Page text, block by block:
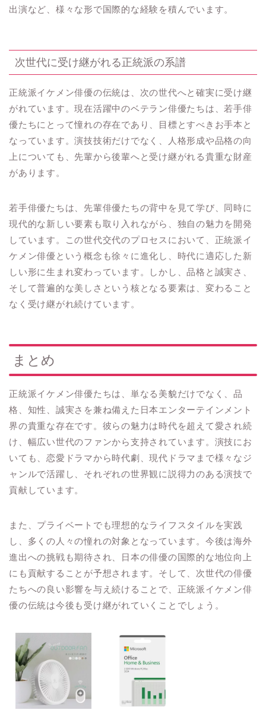
出演など、様々な形で国際的な経験を積んでいます。
次世代に受け継がれる正統派の系譜
正統派イケメン俳優の伝統は、次の世代へと確実に受け継
がれています。現在活躍中のベテラン俳優たちは、若手俳
優たちにとって憧れの存在であり、目標とすべきお手本と
なっています。演技技術だけでなく、人格形成や品格の向
上についても、先輩から後輩へと受け継がれる貴重な財産
があります。
若手俳優たちは、先輩俳優たちの背中を見て学び、同時に
現代的な新しい要素も取り入れながら、独自の魅力を開発
しています。この世代交代のプロセスにおいて、正統派イ
ケメン俳優という概念も徐々に進化し、時代に適応した新
しい形に生まれ変わっています。しかし、品格と誠実さ、
そして普遍的な美しさという核となる要素は、変わること
なく受け継がれ続けています。
まとめ
正統派イケメン俳優たちは、単なる美貌だけでなく、品
格、知性、誠実さを兼ね備えた日本エンターテインメント
界の貴重な存在です。彼らの魅力は時代を超えて愛され続
け、幅広い世代のファンから支持されています。演技にお
いても、恋愛ドラマから時代劇、現代ドラマまで様々なジ
ャンルで活躍し、それぞれの世界観に説得力のある演技で
貢献しています。
また、プライベートでも理想的なライフスタイルを実践
し、多くの人々の憧れの対象となっています。今後は海外
進出への挑戦も期待され、日本の俳優の国際的な地位向上
にも貢献することが予想されます。そして、次世代の俳優
たちへの良い影響を与え続けることで、正統派イケメン俳
優の伝統は今後も受け継がれていくことでしょう。